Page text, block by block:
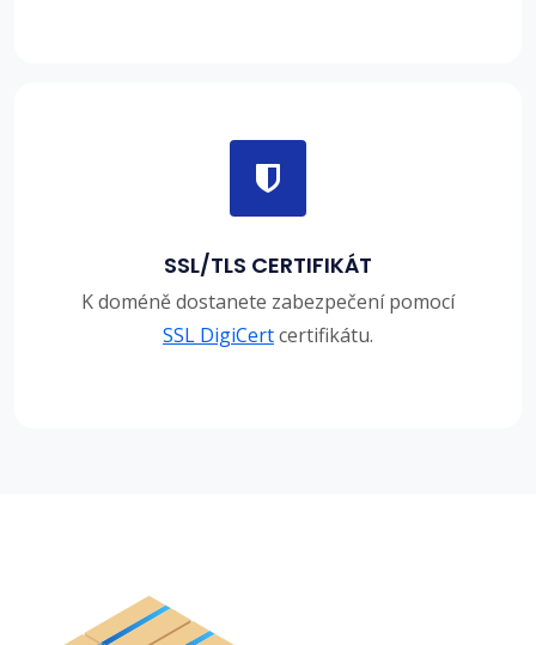
SSL/TLS CERTIFIKÁT
K doméně dostanete zabezpečení pomocí
SSL DigiCertcertifikátu.